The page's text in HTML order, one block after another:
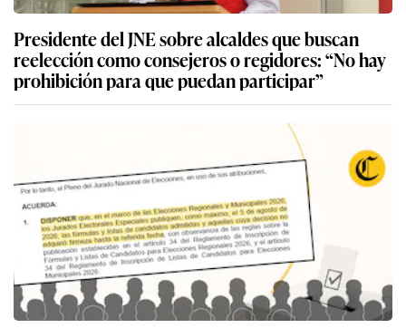
Presidente del JNE sobre alcaldes que buscan
reelección como consejeros o regidores: “No hay
prohibición para que puedan participar”